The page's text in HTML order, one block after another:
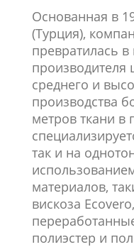
Основанная в
(Турция),
превратилась
производителя
среднего и
производства
метров ткани в
так и на
материалов,
вискоза
полиэстер и